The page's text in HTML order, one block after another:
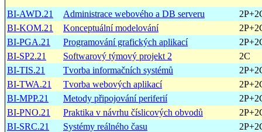
BI-AWD.21 Administrace webového a DB serveru
BI-KOM.21
Konceptuální modelování
BI-PGA.21
Programování grafických aplikací
BI-SP2.21
Softwarový týmový projekt 2
2C
BI-TIS.21
Tvorba informačních systémů
BI-TWA.21
Tvorba webových aplikací
BI-MPP.21
Metody připojování periferií
BI-PNO.21
Praktika v návrhu číslicových obvodů
BI-SRC.21
Systémy reálného času